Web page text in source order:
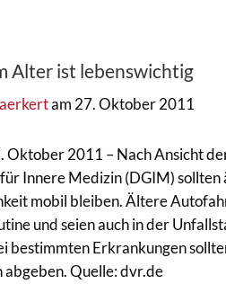
Alter ist lebenswichtig
am 27. Oktober 2011
Oktober 2011 – Nach Ansicht
Innere Medizin (DGIM) sollten
mobil bleiben. Ältere
und seien auch in der
bestimmten Erkrankungen
abgeben. Quelle: dvr.de